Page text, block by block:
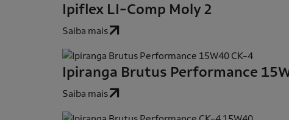
Ipiflex LI-Comp Moly 2
Saiba mais
Ipiranga Brutus Performance
Saiba mais